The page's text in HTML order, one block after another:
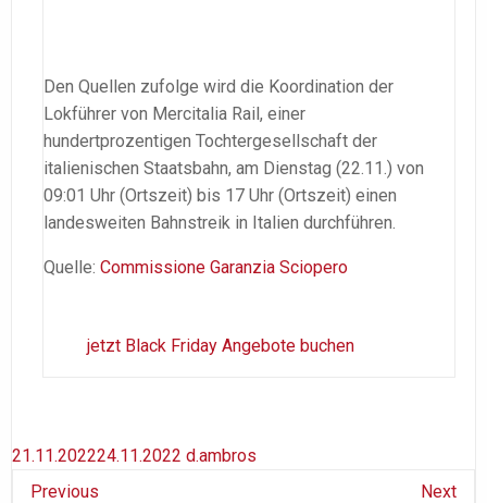
Den Quellen zufolge wird die Koordination der
Lokführer von Mercitalia Rail, einer
hundertprozentigen Tochtergesellschaft der
italienischen Staatsbahn, am Dienstag (22.11.) von
09:01 Uhr (Ortszeit) bis 17 Uhr (Ortszeit) einen
landesweiten Bahnstreik in Italien durchführen.
Quelle: Commissione Garanzia Sciopero
jetzt Black Friday Angebote buchen
21.11.202224.11.2022 d.ambros
Previous
Next